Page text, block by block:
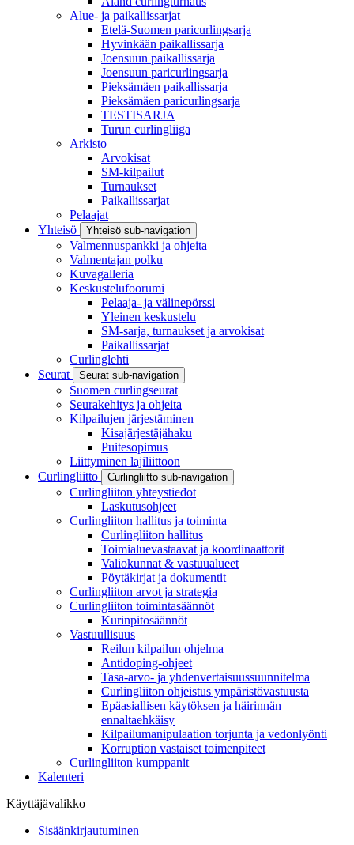
Alue- ja paikallissarjat
Etelä-Suomen paricurlingsarja
Hyvinkään paikallissarja
Joensuun paikallissarja
Joensuun paricurlingsarja
Pieksämäen paikallissarja
Pieksämäen paricurlingsarja
TESTISARJA
Turun curlingliiga
Arkisto
Arvokisat
SM-kilpailut
Turnaukset
Paikallissarjat
Pelaajat
Yhteisö
Yhteisö sub-navigation
Valmennuspankki ja ohjeita
Valmentajan polku
Kuvagalleria
Keskustelufoorumi
Pelaaja- ja välinepörssi
Yleinen keskustelu
SM-sarja, turnaukset ja arvokisat
Paikallissarjat
Curlinglehti
Seurat
Seurat sub-navigation
Suomen curlingseurat
Seurakehitys ja ohjeita
Kilpailujen järjestäminen
Kisajärjestäjähaku
Puitesopimus
Liittyminen lajiliittoon
Curlingliitto
Curlingliitto sub-navigation
Curlingliiton yhteystiedot
Laskutusohjeet
Curlingliiton hallitus ja toiminta
Curlingliiton hallitus
Toimialuevastaavat ja koordinaattorit
Valiokunnat & vastuualueet
Pöytäkirjat ja dokumentit
Curlingliiton arvot ja strategia
Curlingliiton toimintasäännöt
Kurinpitosäännöt
Vastuullisuus
Reilun kilpailun ohjelma
Antidoping-ohjeet
Tasa-arvo- ja yhdenvertaisuussuunnitelma
Curlingliiton ohjeistus ympäristövastuusta
Epäasiallisen käytöksen ja häirinnän
ennaltaehkäisy
Kilpailumanipulaation torjunta ja vedonlyönti
Korruption vastaiset toimenpiteet
Curlingliiton kumppanit
Kalenteri
Käyttäjävalikko
Sisäänkirjautuminen